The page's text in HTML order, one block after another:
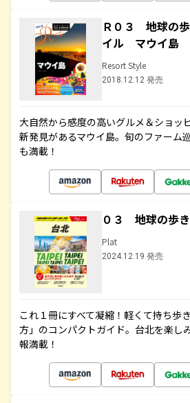
Ｒ０３ 地球の
イル マウイ島
Resort Style
2018.12.12 発売
大自然から感度の高いグルメ＆ショッ
新発見があるマウイ島。旬のファーム
も満載！
０３ 地球の歩
Plat
2024.12.19 発売
これ１冊にすべて凝縮！軽くて持ち歩
方」のコンパクトガイド。台北を楽し
報満載！